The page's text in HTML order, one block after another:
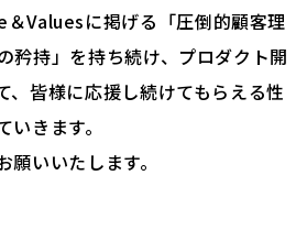
Valuesに掲げる「圧倒的顧客理
矜持」を持ち続け、プロダクト開
、皆様に応援し続けてもらえる性
きます。
いいたします。